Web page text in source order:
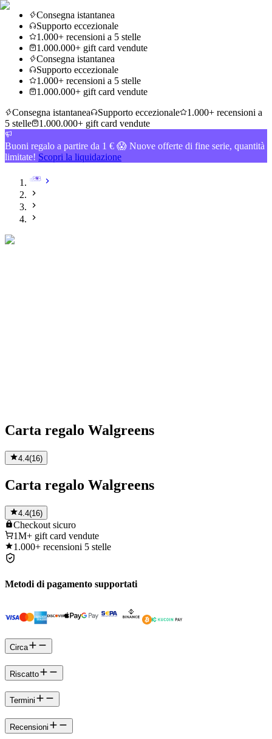
Consegna istantanea
Supporto eccezionale
1.000+ recensioni a 5 stelle
1.000.000+ gift card vendute
Consegna istantanea
Supporto eccezionale
1.000+ recensioni a 5 stelle
1.000.000+ gift card vendute
Consegna istantanea
Supporto eccezionale
1.000+ recensioni a
5 stelle
1.000.000+ gift card vendute
Buoni regalo a partire da 1 € 😱 Nuove offerte di fine serie, quantità
limitate! Scopri la liquidazione
Carta regalo Walgreens
4.4(16)
Carta regalo Walgreens
4.4(16)
Checkout sicuro
1M+ gift card vendute
1.000+ recensioni 5 stelle
Metodi di pagamento supportati
Circa
Riscatto
Termini
Recensioni